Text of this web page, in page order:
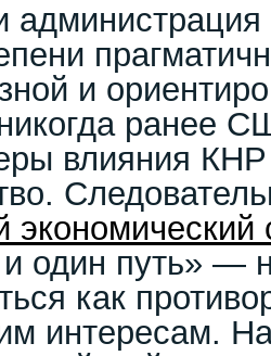
и
ранее
влияния
экономический
один путь» —
как
интересам.